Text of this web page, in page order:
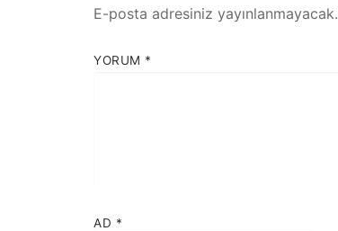
E-posta adresiniz yayınlanmayacak.
YORUM *
AD *